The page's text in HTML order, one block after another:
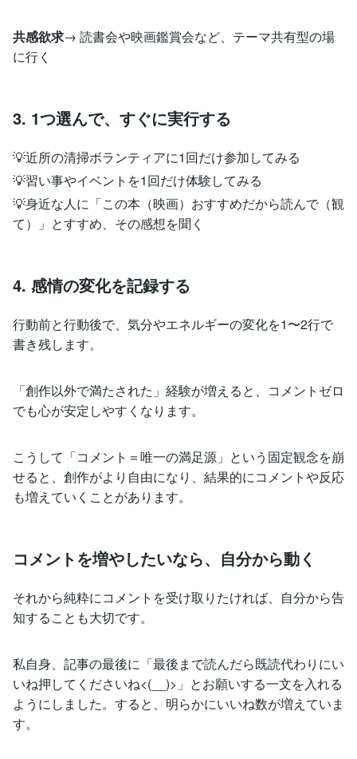
共感欲求→ 読書会や映画鑑賞会など、テーマ共有型の場
に行く
3. 1つ選んで、すぐに実行する
💡近所の清掃ボランティアに1回だけ参加してみる
💡習い事やイベントを1回だけ体験してみる
💡身近な人に「この本（映画）おすすめだから読んで（観
て）」とすすめ、その感想を聞く
4. 感情の変化を記録する
行動前と行動後で、気分やエネルギーの変化を1〜2行で
書き残します。
「創作以外で満たされた」経験が増えると、コメントゼロ
でも心が安定しやすくなります。
こうして「コメント＝唯一の満足源」という固定観念を崩
せると、創作がより自由になり、結果的にコメントや反応
も増えていくことがあります。
コメントを増やしたいなら、自分から動く
それから純粋にコメントを受け取りたければ、自分から告
知することも大切です。
私自身、記事の最後に「最後まで読んだら既読代わりにい
いね押してくださいね<(__)>」とお願いする一文を入れる
ようにしました。すると、明らかにいいね数が増えていま
す。